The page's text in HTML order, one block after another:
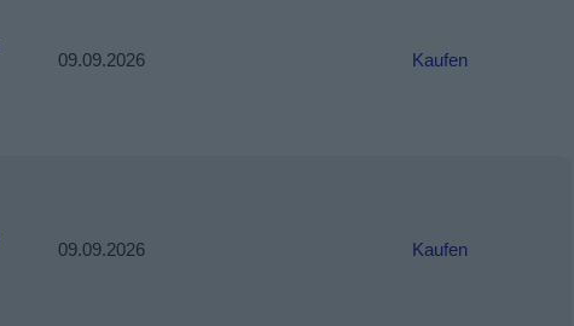
09.09.2026 Kaufen
09.09.2026 Kaufen